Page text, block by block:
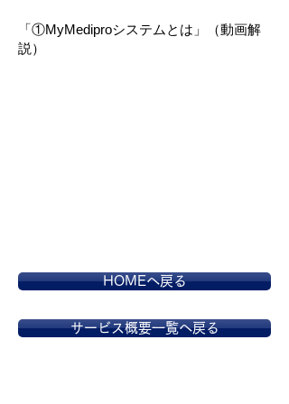
「①MyMediproシステムとは」（動画解
説）
HOMEへ戻る
サービス概要一覧へ戻る